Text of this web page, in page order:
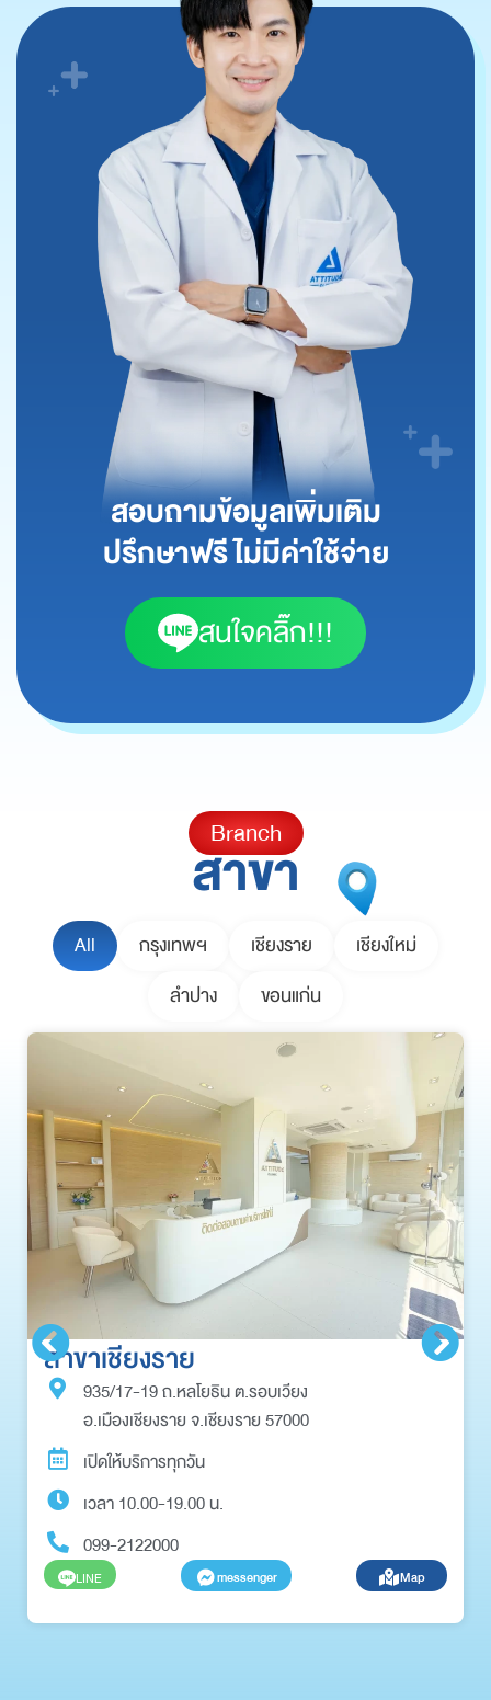
สอบถามข้อมูลเพิ่มเติม
ปรึกษาฟรี ไม่มีค่าใช้จ่าย
สนใจคลิ๊ก!!!
Branch
สาขา
All กรุงเทพฯ เชียงราย
เชียงใหม่
ลำปาง
ขอนแก่น
สาขาเชียงราย
935/17-19 ถ.หลโยธิน ต.รอบเวียง
อ.เมืองเชียงราย จ.เชียงราย 57000
เปิดให้บริการทุกวัน
เวลา 10.00-19.00 น.
099-2122000
LINE messenger Map